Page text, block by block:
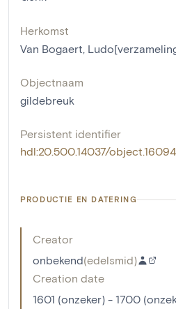
Herkomst
Van Bogaert,
Objectnaam
gildebreuk
Persistent identifier
hdl:20.500.14037/
PRODUCTIE EN DATERING
Creator
onbekend(edelsmid)
Creation date
1601 (onzeker) - 1700